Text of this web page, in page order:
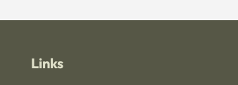
Links